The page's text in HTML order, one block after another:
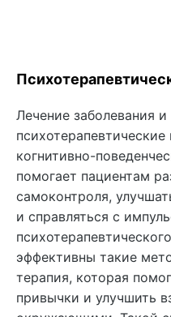
Лечение заболевания
когнитивно-
помогает пациентам
самоконтроля,
и справляться с
эффективны такие
терапия, которая
привычки и улучшить